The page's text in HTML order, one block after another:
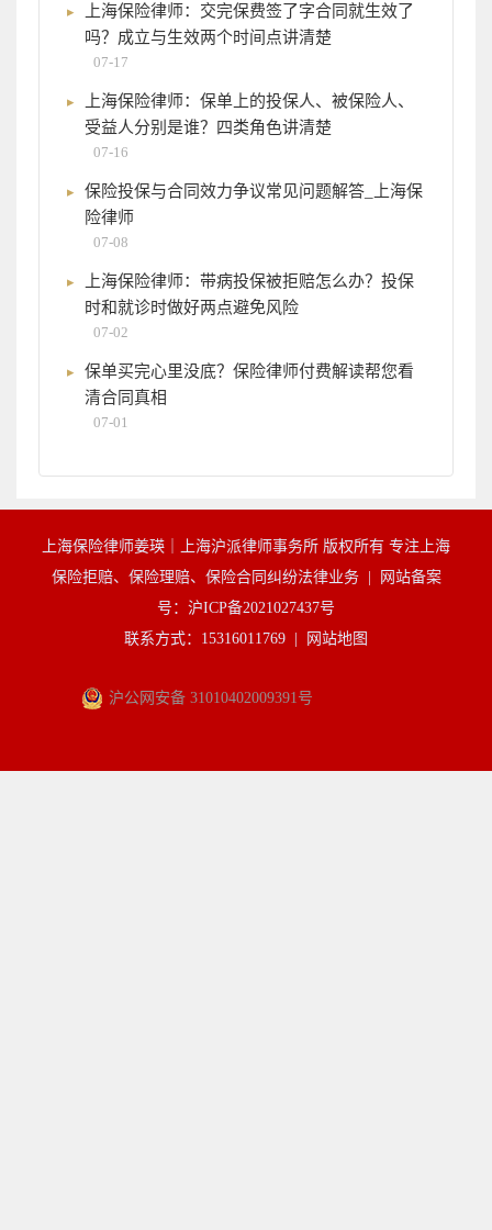
上海保险律师：交完保费签了字合同就生效了
吗？成立与生效两个时间点讲清楚
07-17
上海保险律师：保单上的投保人、被保险人、
受益人分别是谁？四类角色讲清楚
07-16
保险投保与合同效力争议常见问题解答_上海保
险律师
07-08
上海保险律师：带病投保被拒赔怎么办？投保
时和就诊时做好两点避免风险
07-02
保单买完心里没底？保险律师付费解读帮您看
清合同真相
07-01
上海保险律师姜瑛｜上海沪派律师事务所 版权所有 专注上海
保险拒赔、保险理赔、保险合同纠纷法律业务 |
网站备案
号：沪ICP备2021027437号
联系方式：15316011769 |
网站地图
沪公网安备 31010402009391号